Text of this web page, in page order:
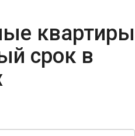
квартиры
срок в